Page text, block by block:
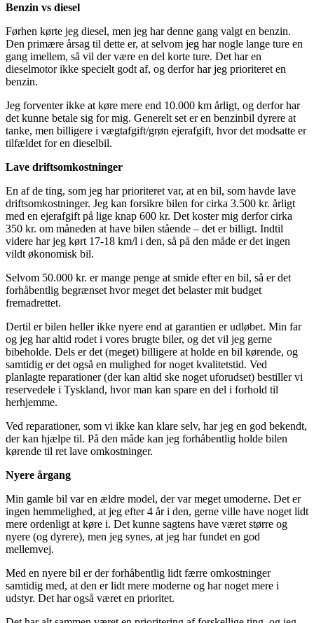
Benzin vs diesel
Førhen kørte jeg diesel, men jeg har denne gang valgt en benzin.
Den primære årsag til dette er, at selvom jeg har nogle lange ture en
gang imellem, så vil der være en del korte ture. Det har en
dieselmotor ikke specielt godt af, og derfor har jeg prioriteret en
benzin.
Jeg forventer ikke at køre mere end 10.000 km årligt, og derfor har
det kunne betale sig for mig. Generelt set er en benzinbil dyrere at
tanke, men billigere i vægtafgift/grøn ejerafgift, hvor det modsatte er
tilfældet for en dieselbil.
Lave driftsomkostninger
En af de ting, som jeg har prioriteret var, at en bil, som havde lave
driftsomkostninger. Jeg kan forsikre bilen for cirka 3.500 kr. årligt
med en ejerafgift på lige knap 600 kr. Det koster mig derfor cirka
350 kr. om måneden at have bilen stående – det er billigt. Indtil
videre har jeg kørt 17-18 km/l i den, så på den måde er det ingen
vildt økonomisk bil.
Selvom 50.000 kr. er mange penge at smide efter en bil, så er det
forhåbentlig begrænset hvor meget det belaster mit budget
fremadrettet.
Dertil er bilen heller ikke nyere end at garantien er udløbet. Min far
og jeg har altid rodet i vores brugte biler, og det vil jeg gerne
bibeholde. Dels er det (meget) billigere at holde en bil kørende, og
samtidig er det også en mulighed for noget kvalitetstid. Ved
planlagte reparationer (der kan altid ske noget uforudset) bestiller vi
reservedele i Tyskland, hvor man kan spare en del i forhold til
herhjemme.
Ved reparationer, som vi ikke kan klare selv, har jeg en god bekendt,
der kan hjælpe til. På den måde kan jeg forhåbentlig holde bilen
kørende til ret lave omkostninger.
Nyere årgang
Min gamle bil var en ældre model, der var meget umoderne. Det er
ingen hemmelighed, at jeg efter 4 år i den, gerne ville have noget lidt
mere ordenligt at køre i. Det kunne sagtens have været større og
nyere (og dyrere), men jeg synes, at jeg har fundet en god
mellemvej.
Med en nyere bil er der forhåbentlig lidt færre omkostninger
samtidig med, at den er lidt mere moderne og har noget mere i
udstyr. Det har også været en prioritet.